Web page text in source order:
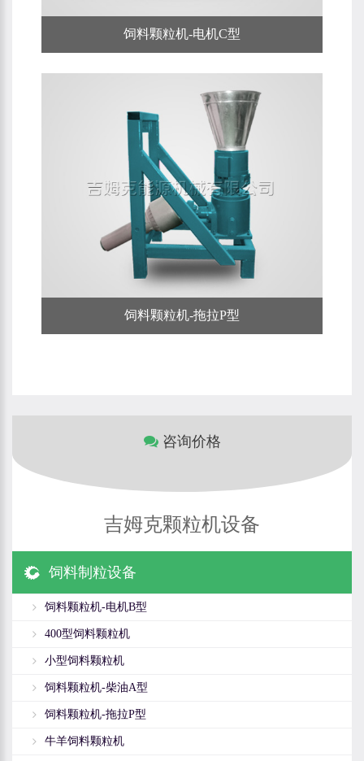
饲料颗粒机-电机C型
饲料颗粒机-拖拉P型
咨询价格
吉姆克颗粒机设备
饲料制粒设备
饲料颗粒机-电机B型
400型饲料颗粒机
小型饲料颗粒机
饲料颗粒机-柴油A型
饲料颗粒机-拖拉P型
牛羊饲料颗粒机